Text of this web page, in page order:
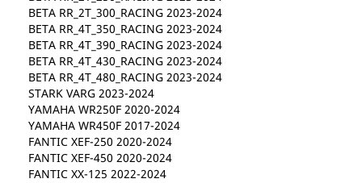
BETA RR_2T_300_RACING 2023-2024
BETA RR_4T_350_RACING 2023-2024
BETA RR_4T_390_RACING 2023-2024
BETA RR_4T_430_RACING 2023-2024
BETA RR_4T_480_RACING 2023-2024
STARK VARG 2023-2024
YAMAHA WR250F 2020-2024
YAMAHA WR450F 2017-2024
FANTIC XEF-250 2020-2024
FANTIC XEF-450 2020-2024
FANTIC XX-125 2022-2024